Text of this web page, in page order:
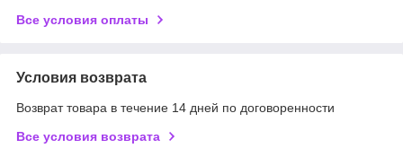
Все условия оплаты
Условия возврата
Возврат товара в течение 14 дней по договоренности
Все условия возврата